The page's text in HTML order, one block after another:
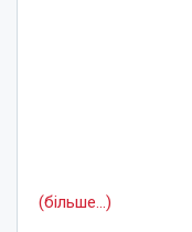
(більше…)